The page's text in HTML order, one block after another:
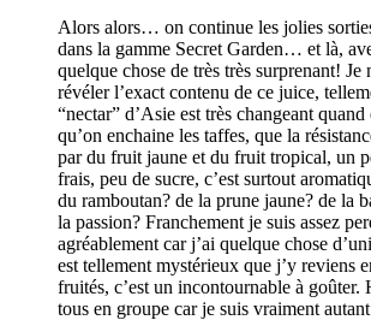
Alors alors… on continue les jolies
dans la gamme Secret Garden… et là,
quelque chose de très très surprenant! Je
révéler l’exact contenu de ce juice,
“nectar” d’Asie est très changeant
qu’on enchaine les taffes, que la
par du fruit jaune et du fruit tropical, un
frais, peu de sucre, c’est surtout
du ramboutan? de la prune jaune? de la
la passion? Franchement je suis assez
agréablement car j’ai quelque chose
est tellement mystérieux que j’y reviens
fruités, c’est un incontournable à goûter.
tous en groupe car je suis vraiment